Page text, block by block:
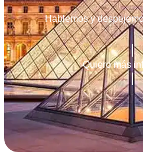
Hablemos y
Quiero más